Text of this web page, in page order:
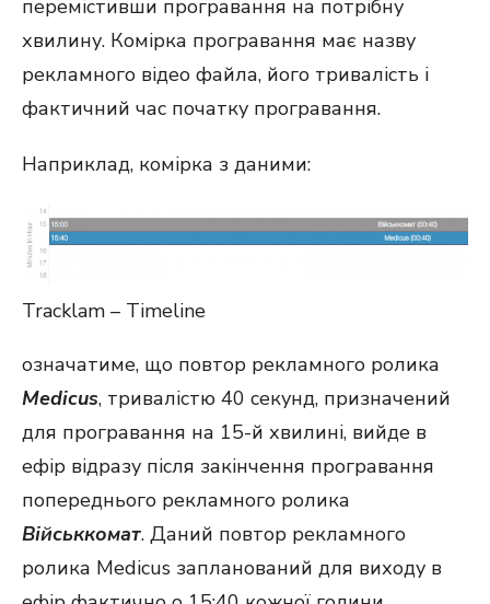
перемістивши програвання на потрібну
хвилину. Комірка програвання має назву
рекламного відео файла, його тривалість і
фактичний час початку програвання.
Наприклад, комірка з даними:
Tracklam – Timeline
означатиме, що повтор рекламного ролика
Medicus, тривалістю 40 секунд, призначений
для програвання на 15-й хвилині, вийде в
ефір відразу після закінчення програвання
попереднього рекламного ролика
Військкомат. Даний повтор рекламного
ролика Medicus запланований для виходу в